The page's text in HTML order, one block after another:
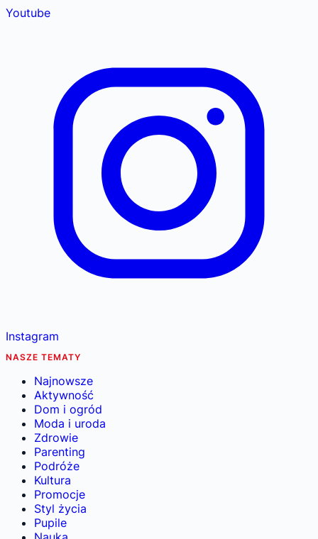
Youtube
Instagram
NASZE TEMATY
Najnowsze
Aktywność
Dom i ogród
Moda i uroda
Zdrowie
Parenting
Podróże
Kultura
Promocje
Styl życia
Pupile